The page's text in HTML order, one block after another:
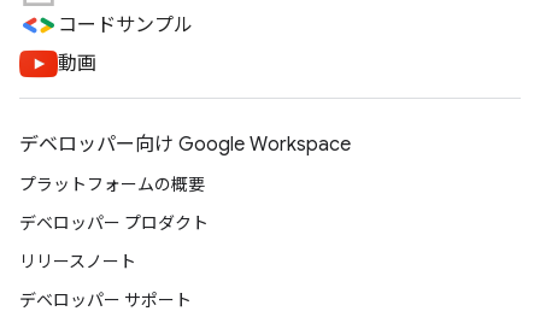
コードサンプル
動画
デベロッパー向け Google Workspace
プラットフォームの概要
デベロッパー プロダクト
リリースノート
デベロッパー サポート